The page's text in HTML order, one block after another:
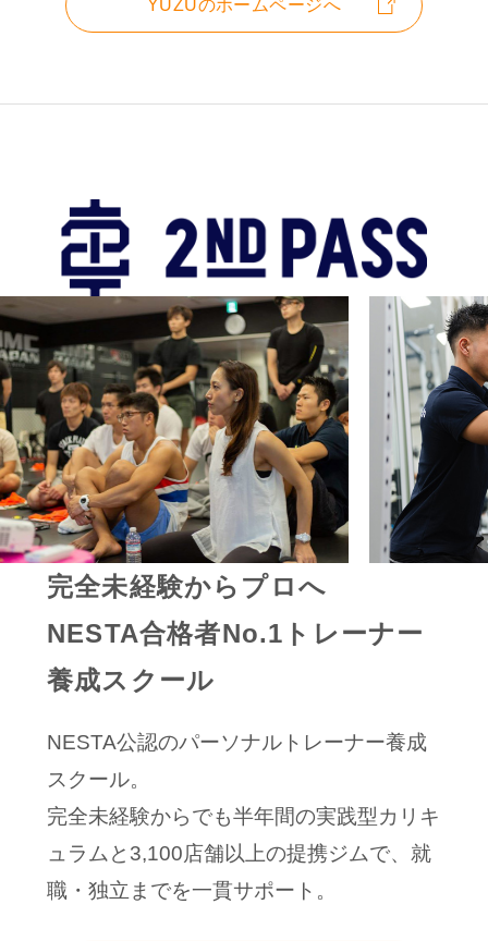
YUZUのホームページへ
完全未経験からプロへ
NESTA合格者No.1トレーナー
養成スクール
NESTA公認のパーソナルトレーナー養成
スクール。
完全未経験からでも半年間の実践型カリキ
ュラムと3,100店舗以上の提携ジムで、就
職・独立までを一貫サポート。